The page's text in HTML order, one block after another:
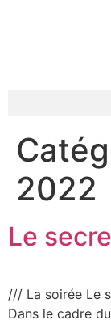
2022
Le
/// La soirée Le
Dans le cadre